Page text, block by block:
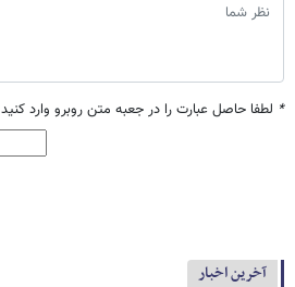
* لطفا حاصل عبارت را در جعبه متن روبرو وارد کنید
آخرین اخبار